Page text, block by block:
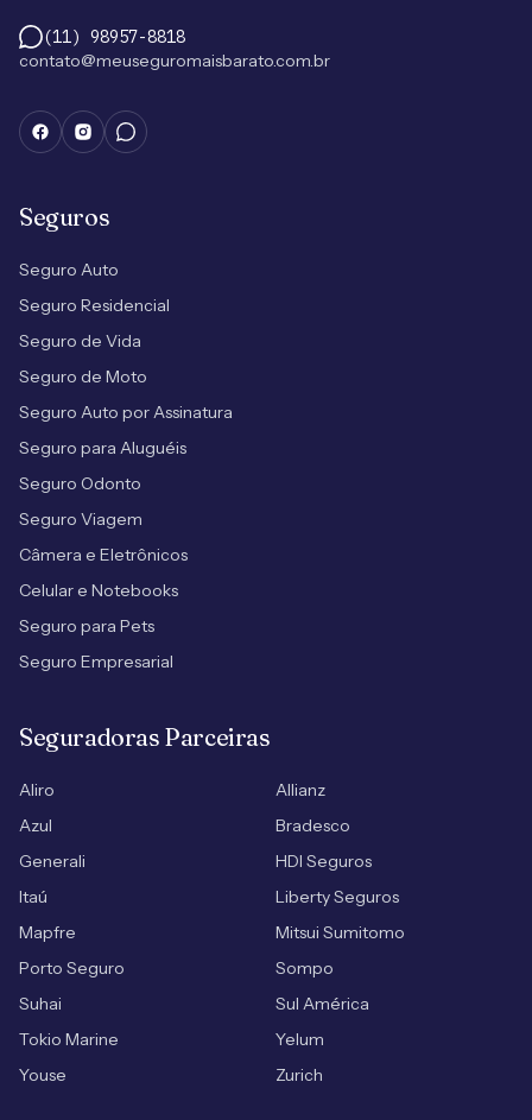
(11) 98957-8818
contato@meuseguromaisbarato.com.br
Seguros
Seguro Auto
Seguro Residencial
Seguro de Vida
Seguro de Moto
Seguro Auto por Assinatura
Seguro para Aluguéis
Seguro Odonto
Seguro Viagem
Câmera e Eletrônicos
Celular e Notebooks
Seguro para Pets
Seguro Empresarial
Seguradoras Parceiras
Aliro
Allianz
Azul
Bradesco
Generali
HDI Seguros
Itaú
Liberty Seguros
Mapfre
Mitsui Sumitomo
Porto Seguro
Sompo
Suhai
Sul América
Tokio Marine
Yelum
Youse
Zurich